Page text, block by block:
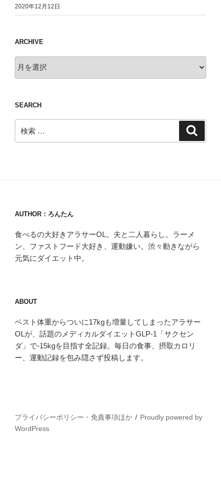
2020年12月12日
ARCHIVE
SEARCH
索:
AUTHOR：ろんたん
食べるの大好きアラサーOL。夫と二人暮らし。ラーメ
ン、ファストフード大好き、運動嫌い。渋々動きながら
元気にダイエット中。
ABOUT
ベスト体重からついに17kgも増量してしまったアラサー
OLが、話題のメディカルダイエットGLP-1「サクセン
ダ」で-15kgを目指す全記録。毎日の食事、摂取カロリ
ー、運動記録を包み隠さず投稿します。
プライバシーポリシー・免責事項ほか
Proudly powered by
WordPress